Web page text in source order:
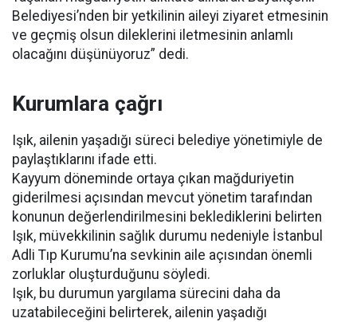
Belediyesi’nden bir yetkilinin aileyi ziyaret etmesinin
ve geçmiş olsun dileklerini iletmesinin anlamlı
olacağını düşünüyoruz” dedi.
Kurumlara çağrı
Işık, ailenin yaşadığı süreci belediye yönetimiyle de
paylaştıklarını ifade etti.
Kayyum döneminde ortaya çıkan mağduriyetin
giderilmesi açısından mevcut yönetim tarafından
konunun değerlendirilmesini beklediklerini belirten
Işık, müvekkilinin sağlık durumu nedeniyle İstanbul
Adli Tıp Kurumu’na sevkinin aile açısından önemli
zorluklar oluşturduğunu söyledi.
Işık, bu durumun yargılama sürecini daha da
uzatabileceğini belirterek, ailenin yaşadığı